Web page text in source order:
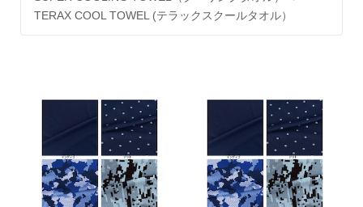
TERAX COOL TOWEL (テラックスクールタオル）